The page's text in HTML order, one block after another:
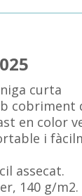
curta
cobriment
en color
i
assecat.
140 g/m2.